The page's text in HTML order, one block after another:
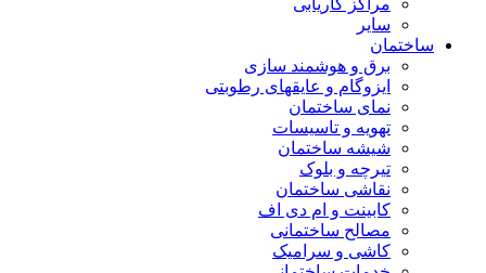
مراکز کاریابی
سایر
ساختمان
برق و هوشمند سازی
ایزوگام و عایقهای رطوبتی
نمای ساختمان
تهویه و تاسیسات
شیشه ساختمان
تیرچه و بلوک
نقاشی ساختمان
کابینت و ام دی اف
مصالح ساختمانی
کاشی و سرامیک